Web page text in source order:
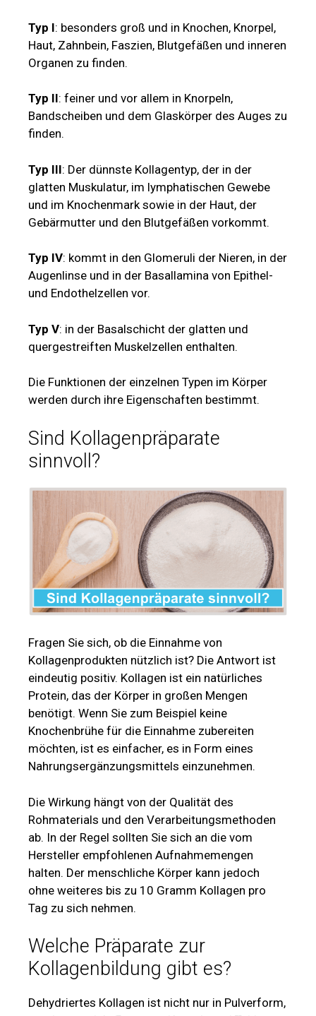
Typ I: besonders groß und in Knochen, Knorpel,
Haut, Zahnbein, Faszien, Blutgefäßen und inneren
Organen zu finden.
Typ II: feiner und vor allem in Knorpeln,
Bandscheiben und dem Glaskörper des Auges zu
finden.
Typ III: Der dünnste Kollagentyp, der in der
glatten Muskulatur, im lymphatischen Gewebe
und im Knochenmark sowie in der Haut, der
Gebärmutter und den Blutgefäßen vorkommt.
Typ IV: kommt in den Glomeruli der Nieren, in der
Augenlinse und in der Basallamina von Epithel-
und Endothelzellen vor.
Typ V: in der Basalschicht der glatten und
quergestreiften Muskelzellen enthalten.
Die Funktionen der einzelnen Typen im Körper
werden durch ihre Eigenschaften bestimmt.
Sind Kollagenpräparate
sinnvoll?
Fragen Sie sich, ob die Einnahme von
Kollagenprodukten nützlich ist? Die Antwort ist
eindeutig positiv. Kollagen ist ein natürliches
Protein, das der Körper in großen Mengen
benötigt. Wenn Sie zum Beispiel keine
Knochenbrühe für die Einnahme zubereiten
möchten, ist es einfacher, es in Form eines
Nahrungsergänzungsmittels einzunehmen.
Die Wirkung hängt von der Qualität des
Rohmaterials und den Verarbeitungsmethoden
ab. In der Regel sollten Sie sich an die vom
Hersteller empfohlenen Aufnahmemengen
halten. Der menschliche Körper kann jedoch
ohne weiteres bis zu 10 Gramm Kollagen pro
Tag zu sich nehmen.
Welche Präparate zur
Kollagenbildung gibt es?
Dehydriertes Kollagen ist nicht nur in Pulverform,